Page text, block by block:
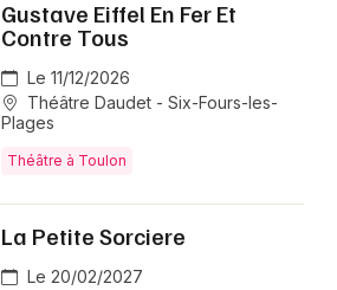
Gustave Eiffel En Fer Et
Contre Tous
Le 11/12/2026
Théâtre Daudet - Six-Fours-les-
Plages
Théâtre à Toulon
La Petite Sorciere
Le 20/02/2027